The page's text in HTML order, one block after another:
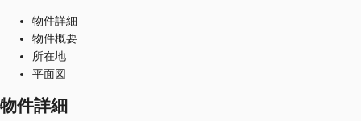
物件詳細
物件概要
所在地
平面図
物件詳細